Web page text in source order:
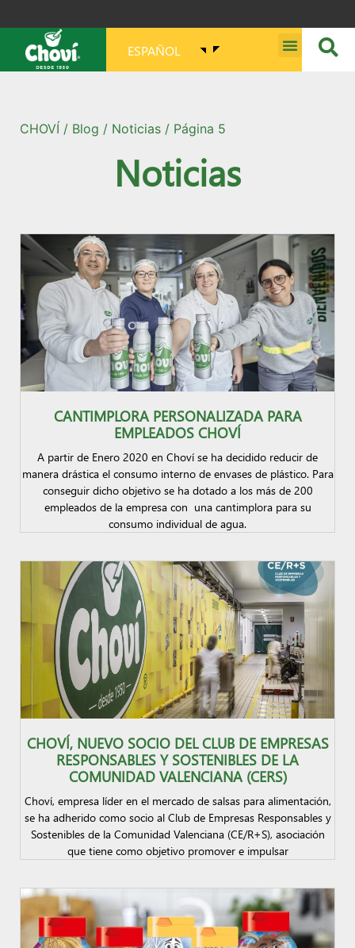
ESPAÑOL
CHOVÍ / Blog / Noticias / Página 5
Noticias
CANTIMPLORA PERSONALIZADA PARA
EMPLEADOS CHOVÍ
A partir de Enero 2020 en Choví se ha decidido reducir de
manera drástica el consumo interno de envases de plástico. Para
conseguir dicho objetivo se ha dotado a los más de 200
empleados de la empresa con una cantimplora para su
consumo individual de agua.
CHOVÍ, NUEVO SOCIO DEL CLUB DE EMPRESAS
RESPONSABLES Y SOSTENIBLES DE LA
COMUNIDAD VALENCIANA (CERS)
Choví, empresa líder en el mercado de salsas para alimentación,
se ha adherido como socio al Club de Empresas Responsables y
Sostenibles de la Comunidad Valenciana (CE/R+S), asociación
que tiene como objetivo promover e impulsar